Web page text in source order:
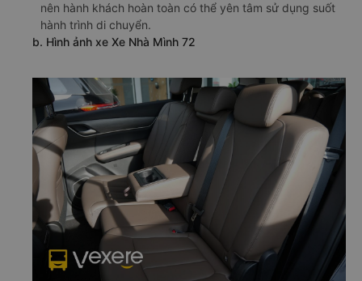
nên hành khách hoàn toàn có thể yên tâm sử dụng suốt
hành trình di chuyển.
b. Hình ảnh xe Xe Nhà Mình 72